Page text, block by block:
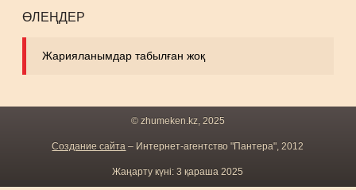
ӨЛЕҢДЕР
Жарияланымдар табылған жоқ
© zhumeken.kz, 2025
Создание сайта – Интернет-агентство "Пантера", 2012
Жаңарту күні: 3 қараша 2025